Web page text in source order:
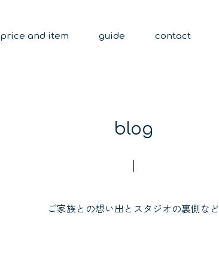
price and item guide contact
blog
ご家族との想い出とスタジオの裏側など